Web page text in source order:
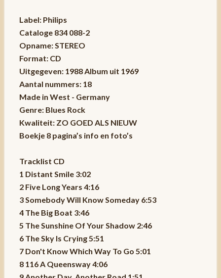
Label: Philips
Cataloge 834 088-2
Opname: STEREO
Format: CD
Uitgegeven: 1988 Album uit 1969
Aantal nummers: 18
Made in West - Germany
Genre: Blues Rock
Kwaliteit: ZO GOED ALS NIEUW
Boekje 8 pagina’s info en foto’s
Tracklist CD
1 Distant Smile 3:02
2 Five Long Years 4:16
3 Somebody Will Know Someday 6:53
4 The Big Boat 3:46
5 The Sunshine Of Your Shadow 2:46
6 The Sky Is Crying 5:51
7 Don't Know Which Way To Go 5:01
8 116 A Queensway 4:06